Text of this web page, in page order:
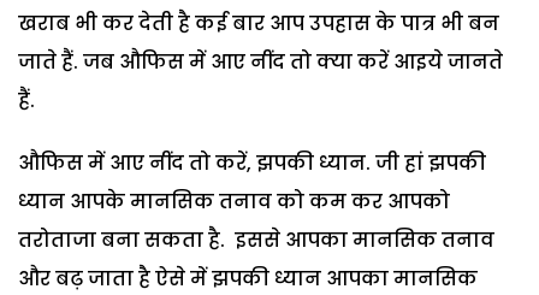
खराब भी कर देती है कई बार आप उपहास के पात्र भी बन
जाते हैं. जब औफिस में आए नींद तो क्या करें आइये जानते
हैं.
औफिस में आए नींद तो करें, झपकी ध्यान. जी हां झपकी
ध्यान आपके मानसिक तनाव को कम कर आपको
तरोताजा बना सकता है. इससे आपका मानसिक तनाव
और बढ़ जाता है ऐसे में झपकी ध्यान आपका मानसिक